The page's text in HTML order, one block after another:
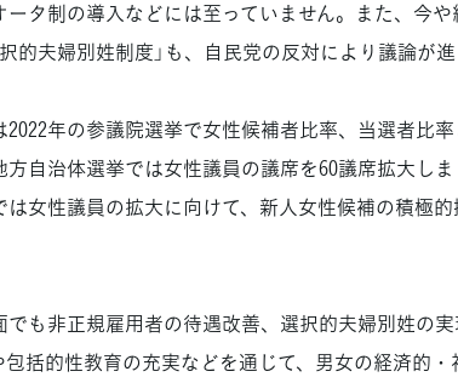
ータ制の導入などには至っていません。また、今
的夫婦別姓制度」も、自民党の反対により議論が
年の参議院選挙で女性候補者比率、当選者比率
方自治体選挙では女性議員の議席を60議席拡大し
は女性議員の拡大に向けて、新人女性候補の積極
も非正規雇用者の待遇改善、選択的夫婦別姓の
包括的性教育の充実などを通じて、男女の経済的